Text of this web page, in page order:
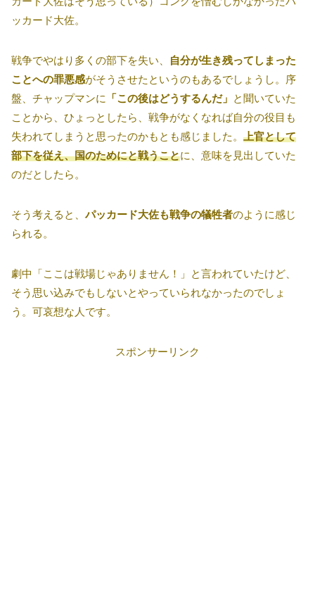
ッカード大佐。
戦争でやはり多くの部下を失い、
自分が生き残ってしまった
ことへの罪悪感がそうさせたというのもあるでしょうし。序
盤、チャップマンに 「この後はどうするんだ」 と聞いていた
ことから、ひょっとしたら、戦争がなくなれば自分の役目も
失われてしまうと思ったのかもとも感じました。 上官として
部下を従え、国のためにと戦うことに、意味を見出していた
のだとしたら。
そう考えると、パッカード大佐も戦争の犠牲者のように感じ
られる。
劇中「ここは戦場じゃありません！」と言われていたけど、
そう思い込みでもしないとやっていられなかったのでしょ
う。可哀想な人です。
スポンサーリンク